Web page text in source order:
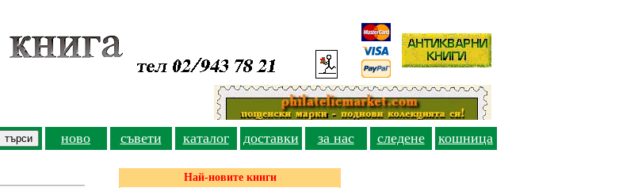
ново съвети каталог доставки за нас следене
кошница
Най-новите книги